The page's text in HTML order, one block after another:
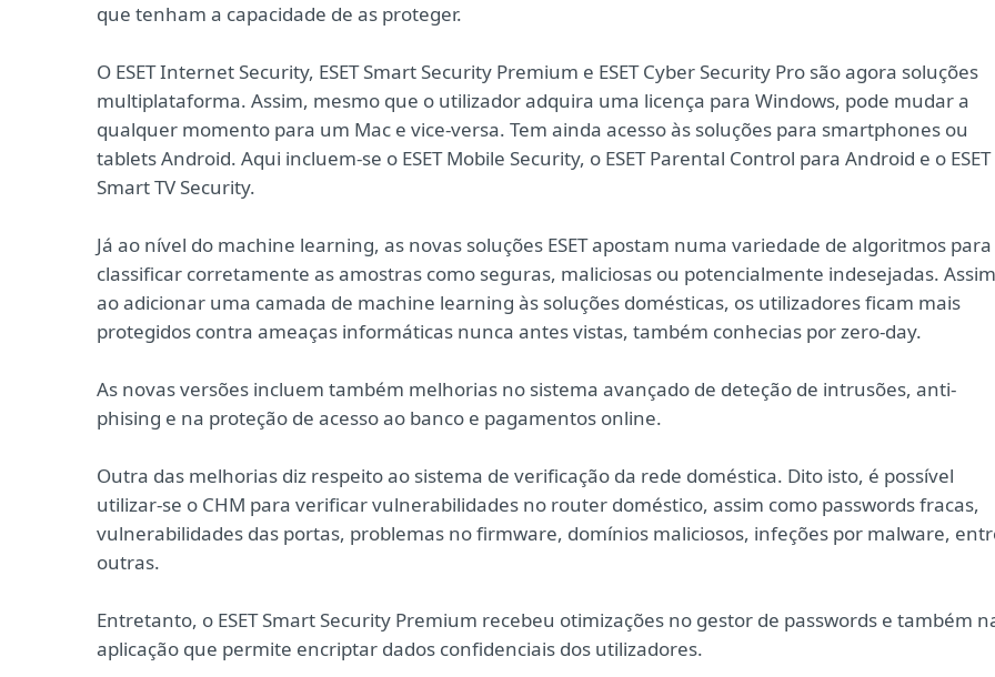
que tenham a capacidade de as proteger.
O ESET Internet Security, ESET Smart Security Premium e ESET Cyber Security Pro são agora soluções
multiplataforma. Assim, mesmo que o utilizador adquira uma licença para Windows, pode mudar a
qualquer momento para um Mac e vice-versa. Tem ainda acesso às soluções para smartphones ou
tablets Android. Aqui incluem-se o ESET Mobile Security, o ESET Parental Control para Android e o ESET
Smart TV Security.
Já ao nível do machine learning, as novas soluções ESET apostam numa variedade de algoritmos para
classificar corretamente as amostras como seguras, maliciosas ou potencialmente indesejadas.
ao adicionar uma camada de machine learning às soluções domésticas, os utilizadores ficam mais
protegidos contra ameaças informáticas nunca antes vistas, também conhecias por zero-day.
As novas versões incluem também melhorias no sistema avançado de deteção de intrusões, anti-
phising e na proteção de acesso ao banco e pagamentos online.
Outra das melhorias diz respeito ao sistema de verificação da rede doméstica. Dito isto, é possível
utilizar-se o CHM para verificar vulnerabilidades no router doméstico, assim como passwords fracas,
vulnerabilidades das portas, problemas no firmware, domínios maliciosos, infeções por malware,
outras.
Entretanto, o ESET Smart Security Premium recebeu otimizações no gestor de passwords e também
aplicação que permite encriptar dados confidenciais dos utilizadores.